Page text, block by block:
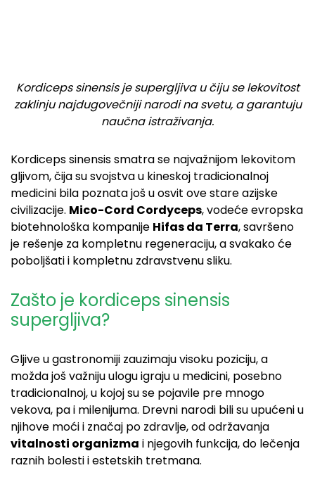
Kordiceps sinensis je supergljiva u čiju se lekovitost
zaklinju najdugovečniji narodi na svetu, a garantuju
naučna istraživanja.
Kordiceps sinensis smatra se najvažnijom lekovitom
gljivom, čija su svojstva u kineskoj tradicionalnoj
medicini bila poznata još u osvit ove stare azijske
civilizacije. Mico-Cord Cordyceps, vodeće evropska
biotehnološka kompanije Hifas da Terra, savršeno
je rešenje za kompletnu regeneraciju, a svakako će
poboljšati i kompletnu zdravstvenu sliku.
Zašto je kordiceps sinensis
supergljiva?
Gljive u gastronomiji zauzimaju visoku poziciju, a
možda još važniju ulogu igraju u medicini, posebno
tradicionalnoj, u kojoj su se pojavile pre mnogo
vekova, pa i milenijuma. Drevni narodi bili su upućeni u
njihove moći i značaj po zdravlje, od održavanja
vitalnosti organizma i njegovih funkcija, do lečenja
raznih bolesti i estetskih tretmana.